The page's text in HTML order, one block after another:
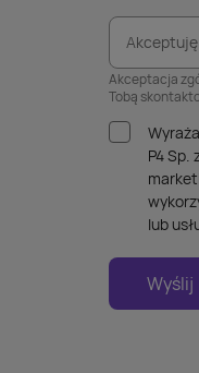
Akceptacja
Tobą
P4 Sp.
lub
Wyślij